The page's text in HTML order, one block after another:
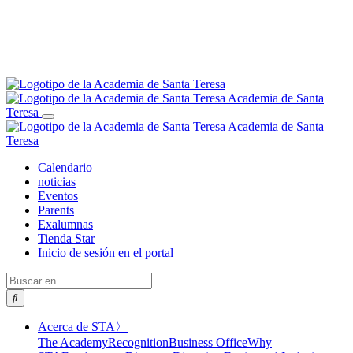
Academia de Santa
Teresa
Alternar
navegación
Academia de Santa
Teresa
Calendario
noticias
Eventos
Parents
Exalumnas
Tienda Star
Inicio de sesión en el portal
Buscar
en
Acerca de STA Alternar
desplegable
〉
The AcademyRecognitionBusiness OfficeWhy